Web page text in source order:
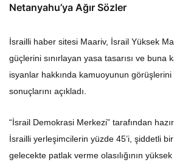
Netanyahu’ya Ağır Sözler
İsrailli haber sitesi Maariv, İsrail Yüksek
güçlerini sınırlayan yasa tasarısı ve buna
isyanlar hakkında kamuoyunun görüşlerini
sonuçlarını açıkladı.
“İsrail Demokrasi Merkezi” tarafından
İsrailli yerleşimcilerin yüzde 45’i, şiddetli bir
gelecekte patlak verme olasılığının